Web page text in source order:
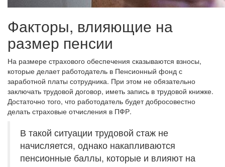
Факторы, влияющие на
размер пенсии
На размере страхового обеспечения сказываются взносы,
которые делает работодатель в Пенсионный фонд с
заработной платы сотрудника. При этом не обязательно
заключать трудовой договор, иметь запись в трудовой книжке.
Достаточно того, что работодатель будет добросовестно
делать страховые отчисления в ПФР.
В такой ситуации трудовой стаж не
начисляется, однако накапливаются
пенсионные баллы, которые и влияют на